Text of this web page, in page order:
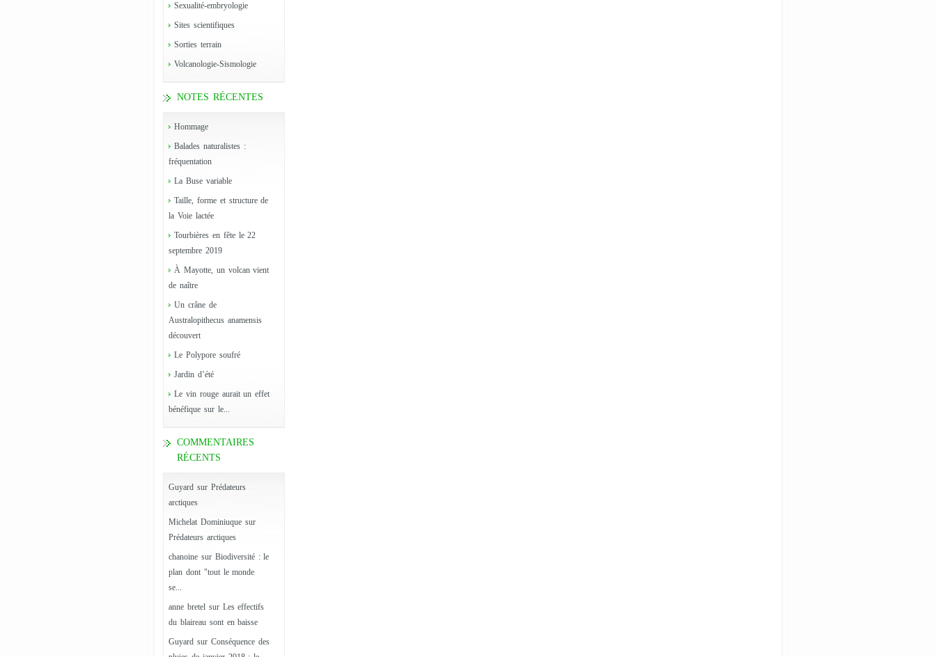
Sexualité-embryologie
Sites scientifiques
Sorties terrain
Volcanologie-Sismologie
NOTES RÉCENTES
Hommage
Balades naturalistes :
fréquentation
La Buse variable
Taille, forme et structure de
la Voie lactée
Tourbières en fête le 22
septembre 2019
À Mayotte, un volcan vient
de naître
Un crâne de
Australopithecus anamensis
découvert
Le Polypore soufré
Jardin d’été
Le vin rouge aurait un effet
bénéfique sur le...
COMMENTAIRES
RÉCENTS
Guyard sur Prédateurs
arctiques
Michelat Dominiuquesur
Prédateurs arctiques
chanoine sur Biodiversité : le
plan dont "tout le monde
se...
anne bretelsur Les effectifs
du blaireau sont en baisse
Guyard sur Conséquence des